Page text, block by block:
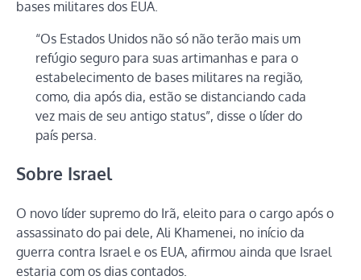
bases militares dos EUA.
“Os Estados Unidos não só não terão mais um
refúgio seguro para suas artimanhas e para o
estabelecimento de bases militares na região,
como, dia após dia, estão se distanciando cada
vez mais de seu antigo status”, disse o líder do
país persa.
Sobre Israel
O novo líder supremo do Irã, eleito para o cargo após o
assassinato do pai dele, Ali Khamenei, no início da
guerra contra Israel e os EUA, afirmou ainda que Israel
estaria com os dias contados.